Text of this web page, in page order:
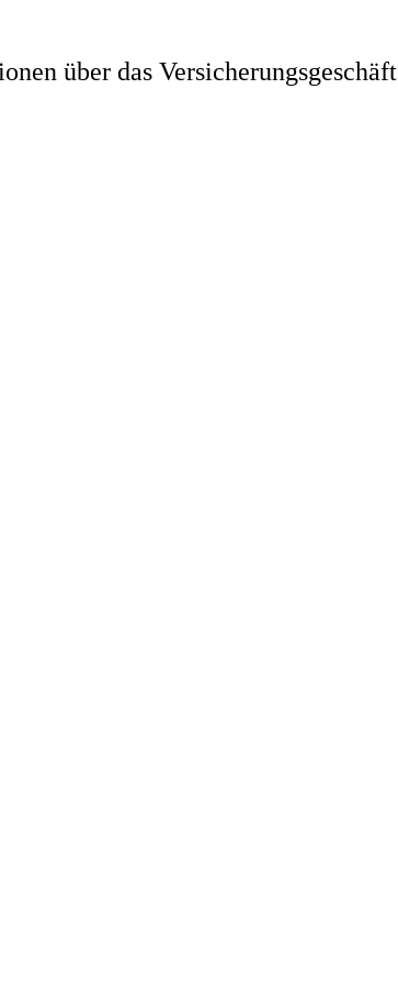
über das Versicherungsgeschäft